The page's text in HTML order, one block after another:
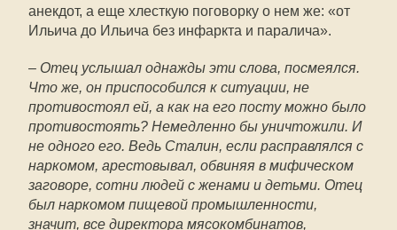
анекдот, а еще хлесткую поговорку о нем же: «от
Ильича до Ильича без инфаркта и паралича».
– Отец услышал однажды эти слова, посмеялся.
Что же, он приспособился к ситуации, не
противостоял ей, а как на его посту можно было
противостоять? Немедленно бы уничтожили. И
не одного его. Ведь Сталин, если расправлялся с
наркомом, арестовывал, обвиняя в мифическом
заговоре, сотни людей с женами и детьми. Отец
был наркомом пищевой промышленности,
значит, все директора мясокомбинатов,